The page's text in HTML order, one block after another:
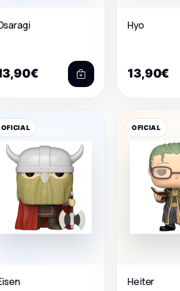
Hyo
13,90€
OFICIAL OFICIAL
Heiter